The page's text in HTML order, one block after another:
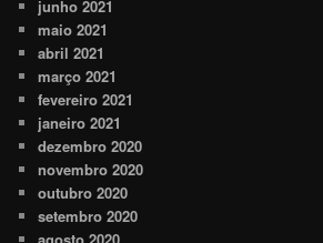
junho 2021
maio 2021
abril 2021
março 2021
fevereiro 2021
janeiro 2021
dezembro 2020
novembro 2020
outubro 2020
setembro 2020